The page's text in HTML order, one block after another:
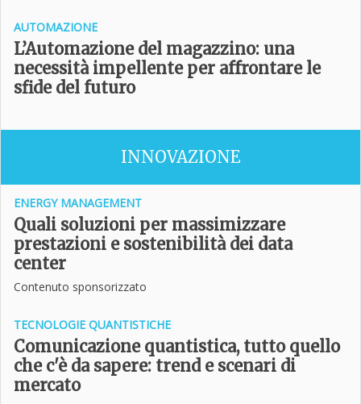
AUTOMAZIONE
L’Automazione del magazzino: una
necessità impellente per affrontare le
sfide del futuro
INNOVAZIONE
ENERGY MANAGEMENT
Quali soluzioni per massimizzare
prestazioni e sostenibilità dei data
center
Contenuto sponsorizzato
TECNOLOGIE QUANTISTICHE
Comunicazione quantistica, tutto quello
che c'è da sapere: trend e scenari di
mercato